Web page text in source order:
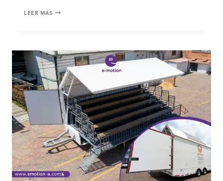
LEER MÁSCATERING
EL
MARKETING
DE
EXPERIENCIAS